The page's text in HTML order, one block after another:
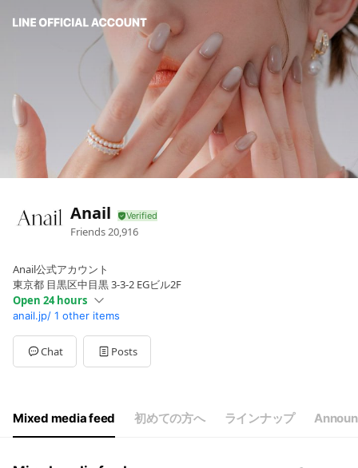
Anail
Friends20,916
Anail公式アカウント
東京都 目黒区中目黒 3-3-2 EGビル2F
Open 24 hours
Sun00:00 - 00:00
Mon00:00 - 00:00
Tue00:00 - 00:00
Wed00:00 - 00:00
Sat
00:00 - 00:00
anail.jp/ 1 other items
Chat Posts
Mixed media feed 初めての方へ ラインナップ